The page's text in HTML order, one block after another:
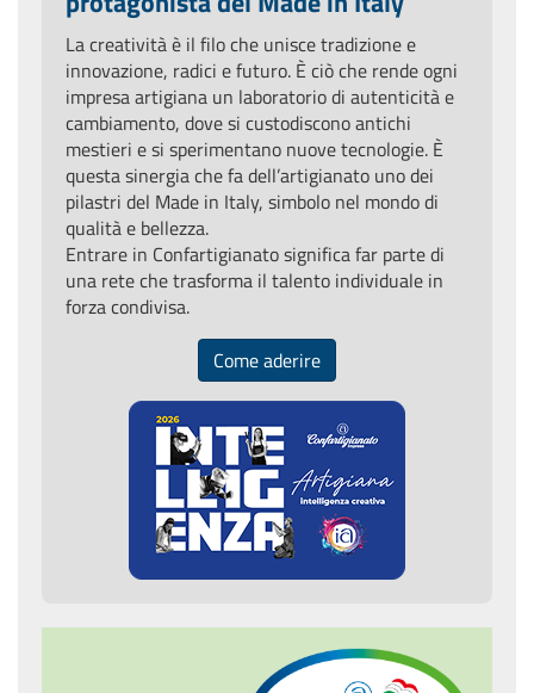
La creatività è il filo che unisce tradizione e
innovazione, radici e futuro. È ciò che rende ogni
impresa artigiana un laboratorio di autenticità e
cambiamento, dove si custodiscono antichi
mestieri e si sperimentano nuove tecnologie. È
questa sinergia che fa dell’artigianato uno dei
pilastri del Made in Italy, simbolo nel mondo di
qualità e bellezza.
Entrare in Confartigianato significa far parte di
una rete che trasforma il talento individuale in
forza condivisa.
Come aderire